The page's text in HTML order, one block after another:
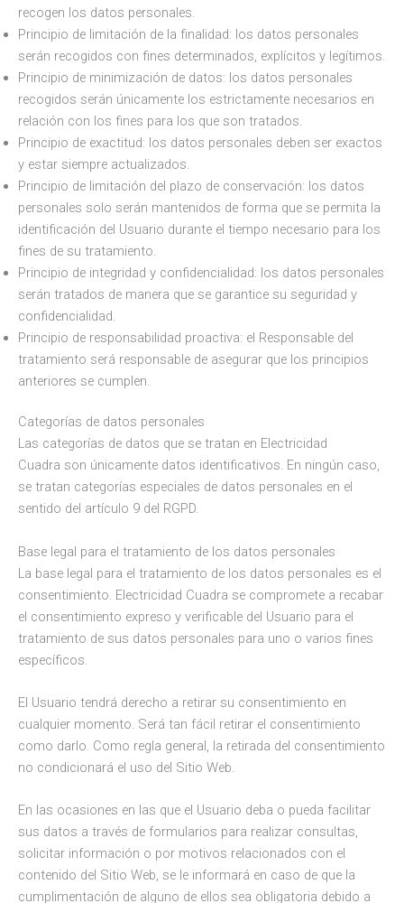
recogen los datos personales.
Principio de limitación de la finalidad: los datos personales
serán recogidos con fines determinados, explícitos y legítimos.
Principio de minimización de datos: los datos personales
recogidos serán únicamente los estrictamente necesarios en
relación con los fines para los que son tratados.
Principio de exactitud: los datos personales deben ser exactos
y estar siempre actualizados.
Principio de limitación del plazo de conservación: los datos
personales solo serán mantenidos de forma que se permita la
identificación del Usuario durante el tiempo necesario para los
fines de su tratamiento.
Principio de integridad y confidencialidad: los datos personales
serán tratados de manera que se garantice su seguridad y
confidencialidad.
Principio de responsabilidad proactiva: el Responsable del
tratamiento será responsable de asegurar que los principios
anteriores se cumplen.
Categorías de datos personales
Las categorías de datos que se tratan en Electricidad
Cuadra son únicamente datos identificativos. En ningún caso,
se tratan categorías especiales de datos personales en el
sentido del artículo 9 del RGPD.
Base legal para el tratamiento de los datos personales
La base legal para el tratamiento de los datos personales es el
consentimiento. Electricidad Cuadra se compromete a recabar
el consentimiento expreso y verificable del Usuario para el
tratamiento de sus datos personales para uno o varios fines
específicos.
El Usuario tendrá derecho a retirar su consentimiento en
cualquier momento. Será tan fácil retirar el consentimiento
como darlo. Como regla general, la retirada del consentimiento
no condicionará el uso del Sitio Web.
En las ocasiones en las que el Usuario deba o pueda facilitar
sus datos a través de formularios para realizar consultas,
solicitar información o por motivos relacionados con el
contenido del Sitio Web, se le informará en caso de que la
cumplimentación de alguno de ellos sea obligatoria debido a